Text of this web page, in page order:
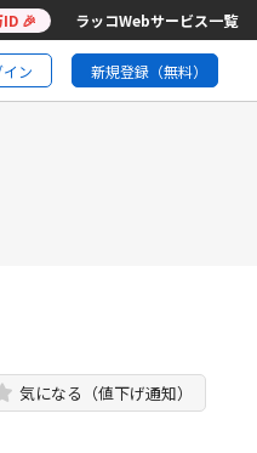
🎉 ラッコWebサービス一覧
イン 新規登録（無料）
気になる（値下げ通知）